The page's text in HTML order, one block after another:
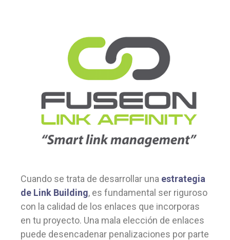
Cuando se trata de desarrollar una estrategia
de Link Building, es fundamental ser riguroso
con la calidad de los enlaces que incorporas
en tu proyecto. Una mala elección de enlaces
puede desencadenar penalizaciones por parte